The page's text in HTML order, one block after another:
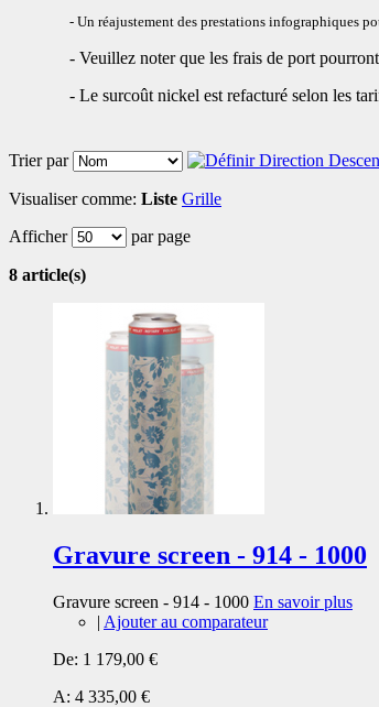
- Un réajustement des prestations infographiques
- Veuillez noter que les frais de port
- Le surcoût nickel est refacturé selon les
Trier par
Visualiser comme: Liste Grille
Afficher
par page
8 article(s)
Gravure screen - 914 - 1000
Gravure screen - 914 - 1000 En savoir plus
| Ajouter au comparateur
De: 1 179,00 €
A: 4 335,00 €